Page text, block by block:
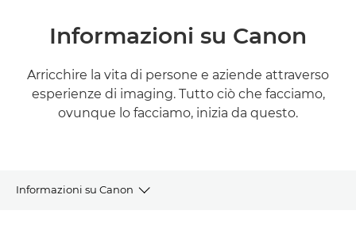
Informazioni su Canon
Arricchire la vita di persone e aziende attraverso
esperienze di imaging. Tutto ciò che facciamo,
ovunque lo facciamo, inizia da questo.
Informazioni su Canon